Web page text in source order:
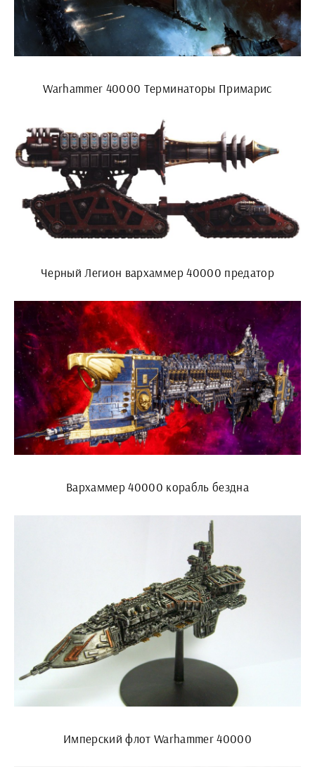
Warhammer 40000 Терминаторы Примарис
Черный Легион вархаммер 40000 предатор
Вархаммер 40000 корабль бездна
Имперский флот Warhammer 40000